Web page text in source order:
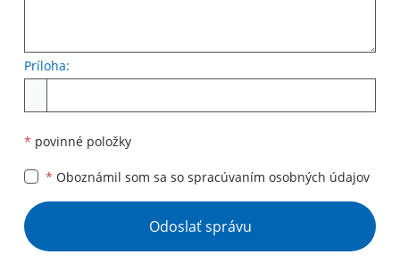
Príloha:
* povinné položky
* Oboznámil som sa so spracúvaním osobných údajov
Google reCaptcha Response
Odoslať správu